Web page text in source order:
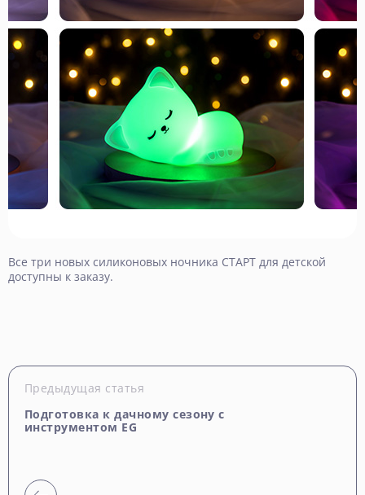
Все три новых силиконовых ночника СТАРТ для детской
доступны к заказу.
Предыдущая статья
Подготовка к дачному сезону с
инструментом EG